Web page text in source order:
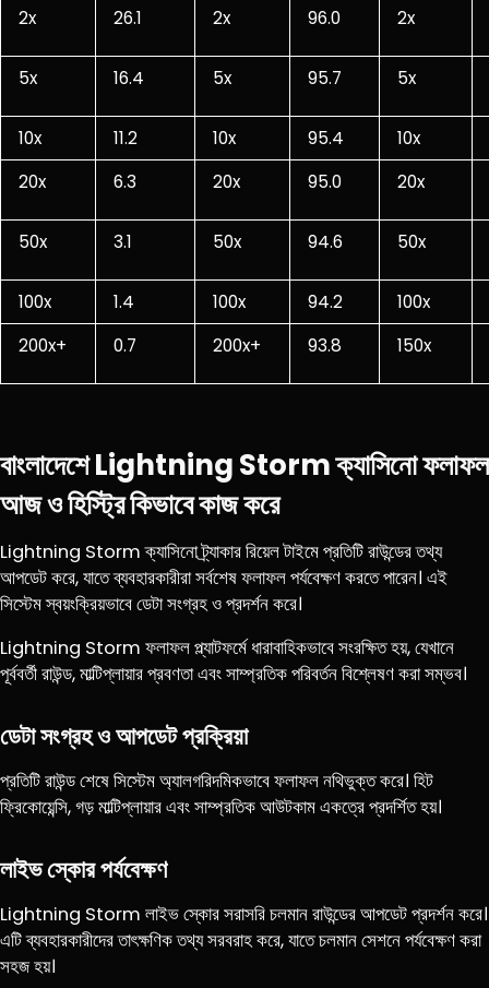
2x 26.1 2x 96.0 2x
5x 16.4 5x 95.7 5x
10x 11.2 10x 95.4
10x
20x
6.3 20x 95.0 20x
50x 3.1 50x 94.6 50x
100x 1.4 100x 94.2
100x
200x+
0.7 200x+ 93.8 150x
বাংলাদেশে Lightning Storm ক্যাসিনো ফলাফল
আজ ও হিস্ট্রি কিভাবে কাজ করে
Lightning Storm ক্যাসিনো ট্র্যাকার রিয়েল টাইমে প্রতিটি রাউন্ডের তথ্য
আপডেট করে, যাতে ব্যবহারকারীরা সর্বশেষ ফলাফল পর্যবেক্ষণ করতে পারেন। এই
সিস্টেম স্বয়ংক্রিয়ভাবে ডেটা সংগ্রহ ও প্রদর্শন করে।
Lightning Storm ফলাফল প্ল্যাটফর্মে ধারাবাহিকভাবে সংরক্ষিত হয়, যেখানে
পূর্ববর্তী রাউন্ড, মাল্টিপ্লায়ার প্রবণতা এবং সাম্প্রতিক পরিবর্তন বিশ্লেষণ করা সম্ভব।
ডেটা সংগ্রহ ও আপডেট প্রক্রিয়া
প্রতিটি রাউন্ড শেষে সিস্টেম অ্যালগরিদমিকভাবে ফলাফল নথিভুক্ত করে। হিট
ফ্রিকোয়েন্সি, গড় মাল্টিপ্লায়ার এবং সাম্প্রতিক আউটকাম একত্রে প্রদর্শিত হয়।
লাইভ স্কোর পর্যবেক্ষণ
Lightning Storm লাইভ স্কোর সরাসরি চলমান রাউন্ডের আপডেট প্রদর্শন করে।
এটি ব্যবহারকারীদের তাৎক্ষণিক তথ্য সরবরাহ করে, যাতে চলমান সেশনে পর্যবেক্ষণ করা
সহজ হয়।